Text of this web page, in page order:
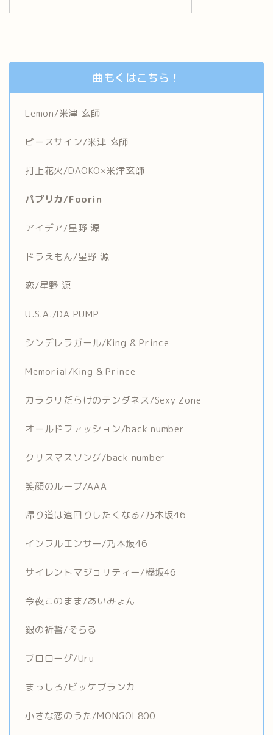
曲もくはこちら！
Lemon/米津 玄師
ピースサイン/米津 玄師
打上花火/DAOKO×米津玄師
パプリカ/Foorin
アイデア/星野 源
ドラえもん/星野 源
恋/星野 源
U.S.A./DA PUMP
シンデレラガール/King & Prince
Memorial/King & Prince
カラクリだらけのテンダネス/Sexy Zone
オールドファッション/back number
クリスマスソング/back number
笑顔のループ/AAA
帰り道は遠回りしたくなる/乃木坂46
インフルエンサー/乃木坂46
サイレントマジョリティー/欅坂46
今夜このまま/あいみょん
銀の祈誓/そらる
プロローグ/Uru
まっしろ/ビッケブランカ
小さな恋のうた/MONGOL800